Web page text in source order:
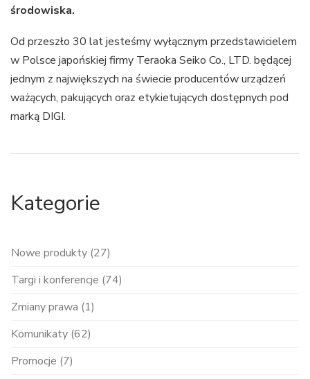
środowiska.
Od przeszło 30 lat jesteśmy wyłącznym przedstawicielem
w Polsce japońskiej firmy Teraoka Seiko Co., LTD. będącej
jednym z największych na świecie producentów urządzeń
ważących, pakujących oraz etykietujących dostępnych pod
marką DIGI.
Kategorie
Nowe produkty (27)
Targi i konferencje (74)
Zmiany prawa (1)
Komunikaty (62)
Promocje (7)